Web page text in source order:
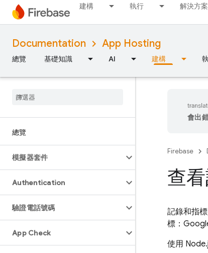
建構 執行 解決方案
Documentation App Hosting
總覽 基礎知識 AI 建構
總覽
模擬器套件
Authentication
驗證電話號碼
App Check
會出錯
Firebase
查
記錄和指
標：
使用